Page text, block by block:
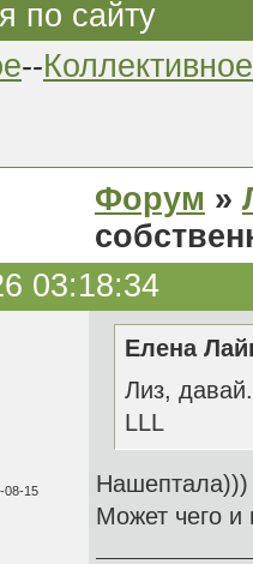
по сайту
--Коллективное
Форум »
03:18:34
08-15
Елена
Лиз,
LLL
Может чего и